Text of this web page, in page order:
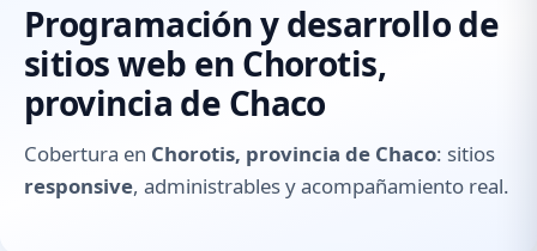
Programación y desarrollo de
sitios web en Chorotis,
provincia de Chaco
Cobertura en Chorotis, provincia de Chaco: sitios
responsive, administrables y acompañamiento real.